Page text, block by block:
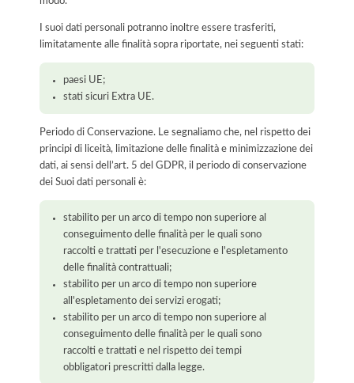
I suoi dati personali potranno inoltre essere trasferiti,
limitatamente alle finalità sopra riportate, nei seguenti stati:
paesi UE;
stati sicuri Extra UE.
Periodo di Conservazione. Le segnaliamo che, nel rispetto dei
principi di liceità, limitazione delle finalità e minimizzazione dei
dati, ai sensi dell’art. 5 del GDPR, il periodo di conservazione
dei Suoi dati personali è:
stabilito per un arco di tempo non superiore al
conseguimento delle finalità per le quali sono
raccolti e trattati per l'esecuzione e l'espletamento
delle finalità contrattuali;
stabilito per un arco di tempo non superiore
all'espletamento dei servizi erogati;
stabilito per un arco di tempo non superiore al
conseguimento delle finalità per le quali sono
raccolti e trattati e nel rispetto dei tempi
obbligatori prescritti dalla legge.